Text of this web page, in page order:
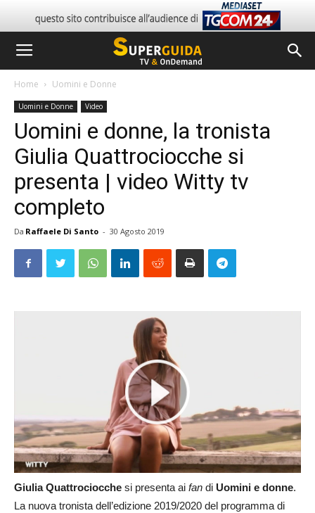
Home Uomini e Donne
Uomini e Donne Video
Uomini e donne, la tronista
Giulia Quattrociocche si
presenta | video Witty tv
completo
Da Raffaele Di Santo - 30 Agosto 2019
Giulia Quattrociocche si presenta ai fan di Uomini e donne.
La nuova tronista dell’edizione 2019/2020 del programma di